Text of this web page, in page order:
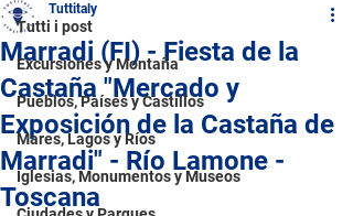
Tutti i post
Excursiones y Montaña
Pueblos, Países y Castillos
Mares, Lagos y Ríos
Iglesias, Monumentos y Museos
Marradi (FI) - Fiesta de la
Castaña "Mercado y
Exposición de la Castaña de
Marradi" - Río Lamone -
Toscana
Tuttitaly